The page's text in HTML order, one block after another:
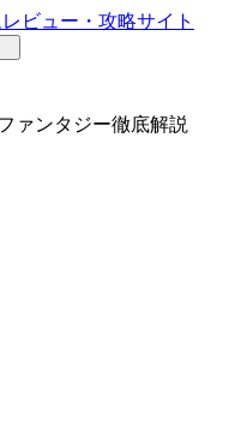
ァンタジー徹底解説